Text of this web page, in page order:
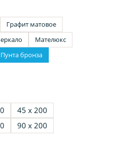
Графит матовое
Мателюкс
Пунта бронза
45 х 200
90 х 200